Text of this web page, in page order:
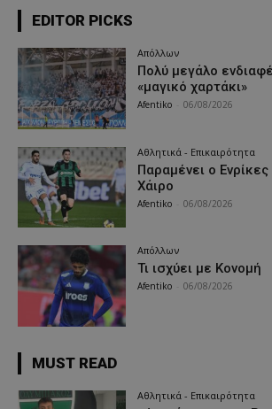
EDITOR PICKS
Απόλλων
Πολύ μεγάλο
«μαγικό χαρτάκι»
Afentiko 06/08/2026
Αθλητικά - Επικαιρότητα
Παραμένει ο Ενρίκες
Χάιρο
Afentiko 06/08/2026
Απόλλων
Τι ισχύει με Κονομή
Afentiko 06/08/2026
MUST READ
Αθλητικά - Επικαιρότητα